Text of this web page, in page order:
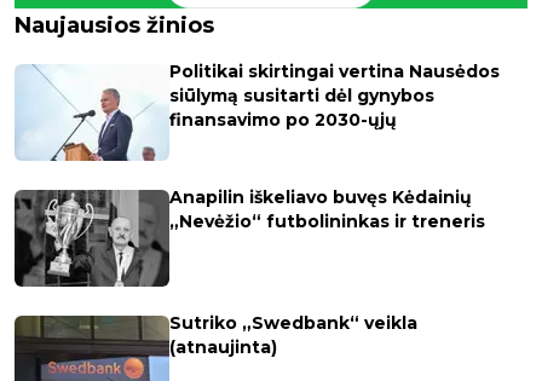
Naujausios žinios
Politikai skirtingai vertina Nausėdos
siūlymą susitarti dėl gynybos
finansavimo po 2030-ųjų
Anapilin iškeliavo buvęs Kėdainių
„Nevėžio“ futbolininkas ir treneris
Sutriko „Swedbank“ veikla
(atnaujinta)